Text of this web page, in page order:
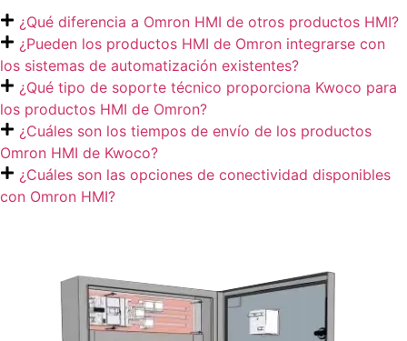
¿Qué diferencia a Omron HMI de otros productos HMI?
¿Pueden los productos HMI de Omron integrarse con
los sistemas de automatización existentes?
¿Qué tipo de soporte técnico proporciona Kwoco para
los productos HMI de Omron?
¿Cuáles son los tiempos de envío de los productos
Omron HMI de Kwoco?
¿Cuáles son las opciones de conectividad disponibles
con Omron HMI?